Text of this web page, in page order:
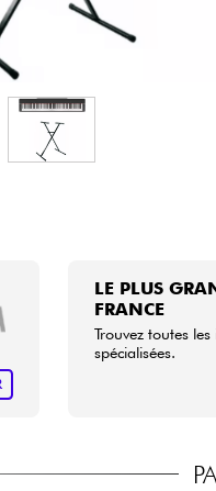
LE PLUS
FRANCE
Trouvez toutes
spécialisées.